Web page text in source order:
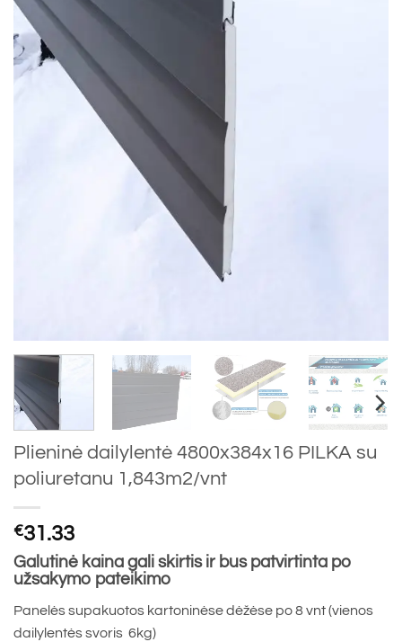
Plieninė dailylentė 4800x384x16 PILKA su
poliuretanu 1,843m2/vnt
€31.33
Galutinė kaina gali skirtis ir bus patvirtinta po
užsakymo pateikimo
Panelės supakuotos kartoninėse dėžėse po 8 vnt (vienos
dailylentės svoris 6kg)